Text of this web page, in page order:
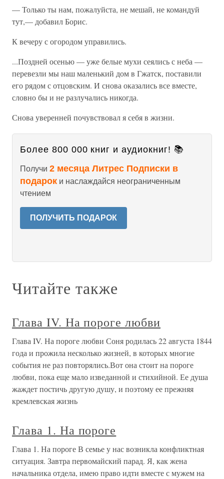
— Только ты нам, пожалуйста, не мешай, не командуй
тут,— добавил Борис.
К вечеру с огородом управились.
...Поздней осенью — уже белые мухи сеялись с неба —
перевезли мы наш маленький дом в Гжатск, поставили
его рядом с отцовским. И снова оказались все вместе,
словно бы и не разлучались никогда.
Снова уверенней почувствовал я себя в жизни.
Более 800 000 книг и аудиокниг! 📚
Получи 2 месяца Литрес Подписки в
подарок и наслаждайся неограниченным
чтением
ПОЛУЧИТЬ ПОДАРОК
Читайте также
Глава IV. На пороге любви
Глава IV. На пороге любви Соня родилась 22 августа 1844
года и прожила несколько жизней, в которых многие
события не раз повторялись.Вот она стоит на пороге
любви, пока еще мало изведанной и стихийной. Ее душа
жаждет постичь другую душу, и поэтому ее прежняя
кремлевская жизнь
Глава 1. На пороге
Глава 1. На пороге В семье у нас возникла конфликтная
ситуация. Завтра первомайский парад. Я, как жена
начальника отдела, имею право идти вместе с мужем на